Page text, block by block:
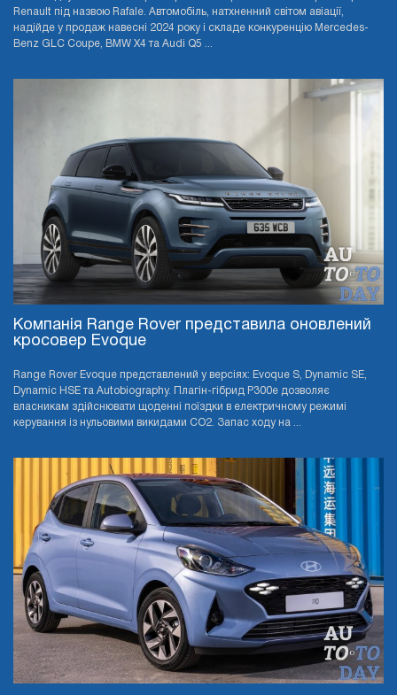
Renault під назвою Rafale. Автомобіль, натхненний світом авіації,
надійде у продаж навесні 2024 року і складе конкуренцію Mercedes-
Benz GLC Coupe, BMW X4 та Audi Q5 ...
Компанія Range Rover представила оновлений
кросовер Evoque
Range Rover Evoque представлений у версіях: Evoque S, Dynamic SE,
Dynamic HSE та Autobiography. Плагін-гібрид P300e дозволяє
власникам здійснювати щоденні поїздки в електричному режимі
керування із нульовими викидами CO2. Запас ходу на ...